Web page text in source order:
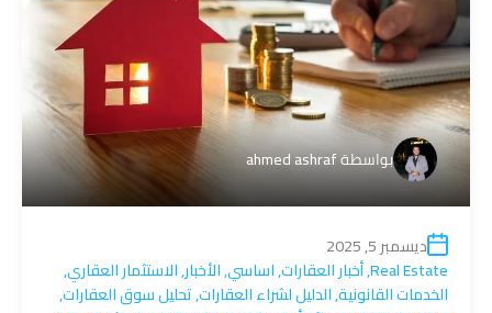
بواسطةahmed ashraf
ديسمبر 5, 2025
Real Estate
,أخبار العقارات,اساسي,الأخبار,الاستثمار العقاري,
الخدمات القانونية,الدليل لشراء العقارات,تحليل سوق العقارات,